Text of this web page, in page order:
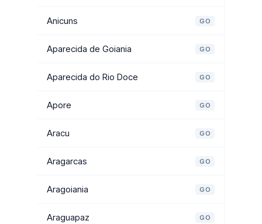
Anicuns GO
Aparecida de Goiania GO
Aparecida do Rio Doce GO
Apore GO
Aracu GO
Aragarcas GO
Aragoiania GO
Araguapaz GO